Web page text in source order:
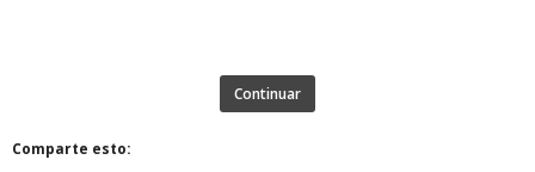
Continuar
Comparte esto: